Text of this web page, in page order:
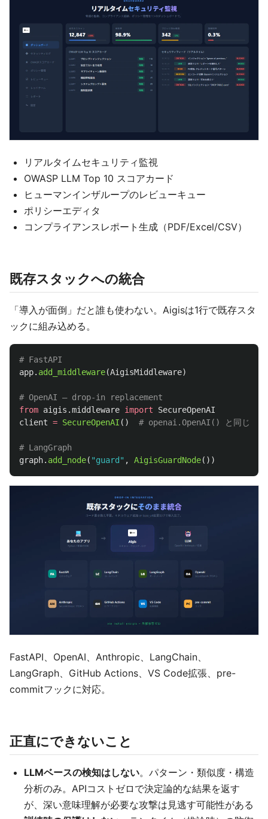
リアルタイムセキュリティ監視
OWASP LLM Top 10 スコアカード
ヒューマンインザループのレビューキュー
ポリシーエディタ
コンプライアンスレポート生成（PDF/Excel/CSV）
既存スタックへの統合
「導入が面倒」だと誰も使わない。Aigisは1行で既存スタ
ックに組み込める。
app. add_middleware(AigisMiddleware)
from aigis.middleware import
SecureOpenAI
client = SecureOpenAI ()
graph. add_node( "guard " , AigisGuardNode())
FastAPI、OpenAI、Anthropic、LangChain、
LangGraph、GitHub Actions、VS Code拡張、pre-
commitフックに対応。
正直にできないこと
LLMベースの検知はしない。パターン・類似度・構造
分析のみ。APIコストゼロで決定論的な結果を返す
が、深い意味理解が必要な攻撃は見逃す可能性がある